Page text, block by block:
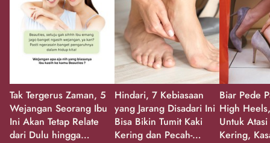
Tak Tergerus Zaman, 5
Wejangan Seorang Ibu
Ini Akan Tetap Relate
dari Dulu hingga
Hindari, 7 Kebiasaan
yang Jarang Disadari Ini
Bisa Bikin Tumit Kaki
Kering dan Pecah-
Biar Pede
High
Untuk
Kering,